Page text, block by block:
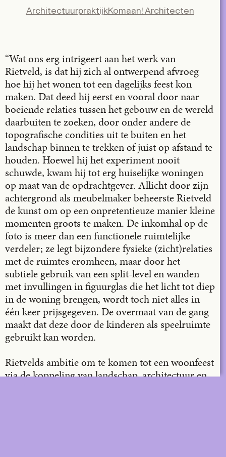
ArchitectuurpraktijkKomaan! Architecten
“Wat ons erg intrigeert aan het werk van
Rietveld, is dat hij zich al ontwerpend afvroeg
hoe hij het wonen tot een dagelijks feest kon
maken. Dat deed hij eerst en vooral door naar
boeiende relaties tussen het gebouw en de wereld
daarbuiten te zoeken, door onder andere de
topografische condities uit te buiten en het
landschap binnen te trekken of juist op afstand te
houden. Hoewel hij het experiment nooit
schuwde, kwam hij tot erg huiselijke woningen
op maat van de opdrachtgever. Allicht door zijn
achtergrond als meubelmaker beheerste Rietveld
de kunst om op een onpretentieuze manier kleine
momenten groots te maken. De inkomhal op de
foto is meer dan een functionele ruimtelijke
verdeler; ze legt bijzondere fysieke (zicht)relaties
met de ruimtes eromheen, maar door het
subtiele gebruik van een split-level en wanden
met invullingen in figuurglas die het licht tot diep
in de woning brengen, wordt toch niet alles in
één keer prijsgegeven. De overmaat van de gang
maakt dat deze door de kinderen als speelruimte
gebruikt kan worden.
Rietvelds ambitie om te komen tot een woonfeest
via de koppeling van landschap, architectuur en